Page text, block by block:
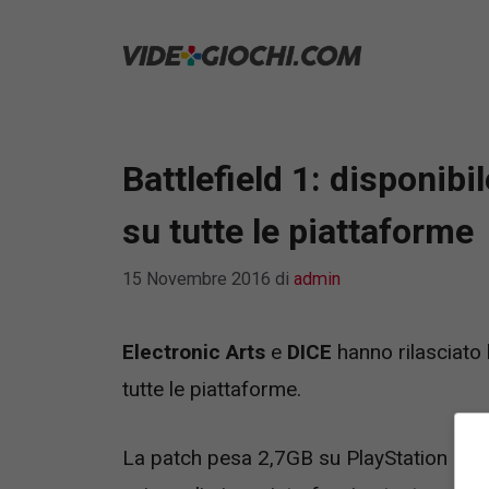
Battlefield 1:
su tutte le piattaforme
15 Novembre 2016 di admin
Electronic Arts e DICE hanno rilasciato
tutte le piattaforme.
La patch pesa 2,7GB su PlayStation 4